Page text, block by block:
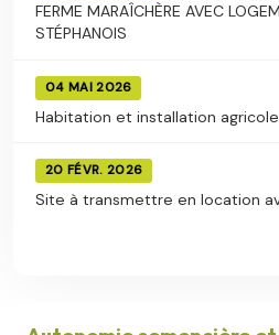
FERME MARAÎCHÈRE AVEC
STÉPHANOIS
04 MAI 2026
Habitation et installation
20 FÉVR. 2026
Site à transmettre en location